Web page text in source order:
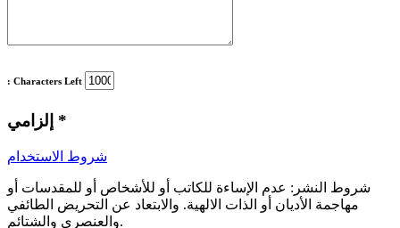
: Characters Left
*
شروط الاستخدام
شروط النشر: عدم الإساءة للكاتب أو للأشخاص أو للمقدسات أو
مهاجمة الأديان أو الذات الالهية. والابتعاد عن التحريض الطائفي
والعنصري والشتائم.